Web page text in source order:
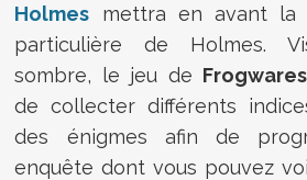
Holmes mettra en avant la
particulière de Holmes.
sombre, le jeu de Frogwares
de collecter différents
des énigmes afin de
enquête dont vous pouvez